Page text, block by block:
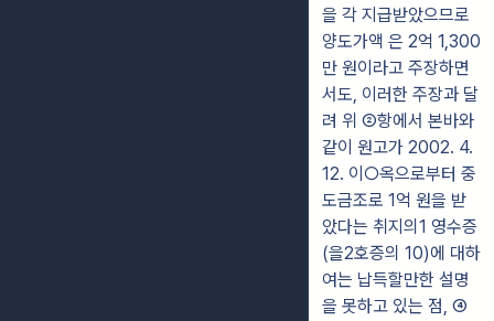
을 각 지급받았으므로
양도가액 은 2억 1,300
만 원이라고 주장하면
서도, 이러한 주장과 달
려 위 ②항에서 본바와
같이 원고가 2002. 4.
12. 이○옥으로부터 중
도금조로 1억 원을 받
았다는 취지의1 영수증
(을2호증의 10)에 대하
여는 납득할만한 설명
을 못하고 있는 점, ④